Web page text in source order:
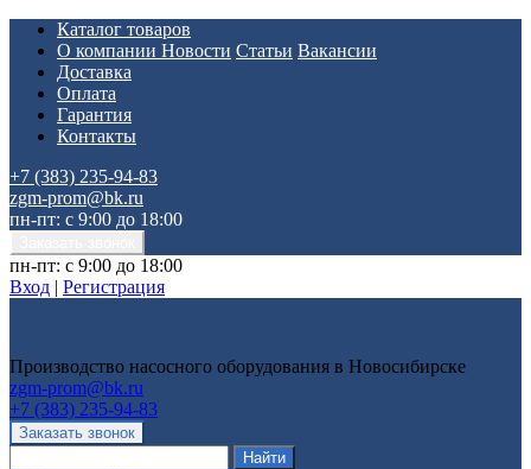
Каталог товаров
О компании Новости Статьи Вакансии
Доставка
Оплата
Гарантия
Контакты
+7 (383) 235-94-83
zgm-prom@bk.ru
пн-пт: с 9:00 до 18:00
пн-пт: с 9:00 до 18:00
Вход | Регистрация
Производство насосного оборудования в Новосибирске
zgm-prom@bk.ru
+7 (383) 235-94-83